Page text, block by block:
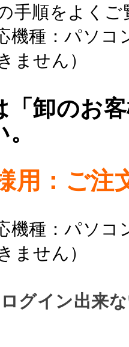
手順をよくご
機種：パソ
ません）
「卸のお
用：ご注
機種：パソ
ません）
グイン出来